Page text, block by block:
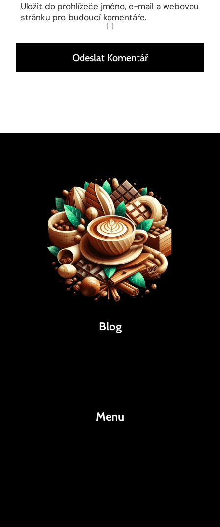
Uložit do prohlížeče jméno, e-mail a webovou
stránku pro budoucí komentáře.
Blog
Menu